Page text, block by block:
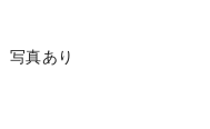
写真あり